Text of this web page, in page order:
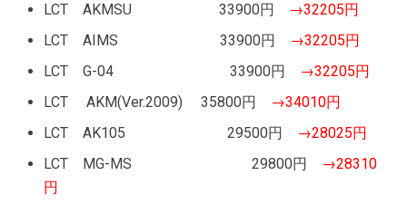
LCT AKMSU 33900円 →32205円
LCT AIMS 33900円 →32205円
LCT G-04 33900円 →32205円
LCT AKM(Ver.2009) 35800円 →34010円
LCT AK105 29500円 →28025円
LCT MG-MS 29800円 →28310
円